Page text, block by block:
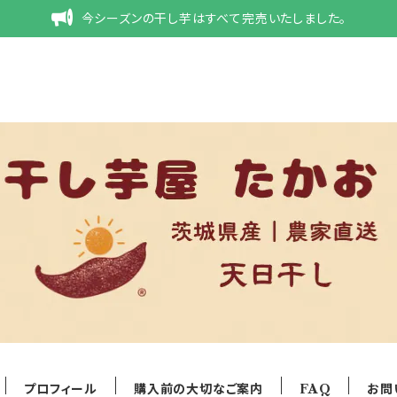
今シーズンの干し芋はすべて完売いたしました。
プロフィール 購入前の大切なご案内 FAQ お問